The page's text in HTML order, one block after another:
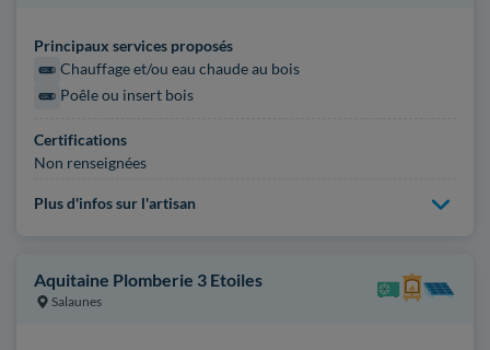
Principaux services proposés
Chauffage et/ou eau chaude au bois
Poêle ou insert bois
Certifications
Non renseignées
Plus d'infos sur l'artisan
Aquitaine Plomberie 3 Etoiles
Salaunes